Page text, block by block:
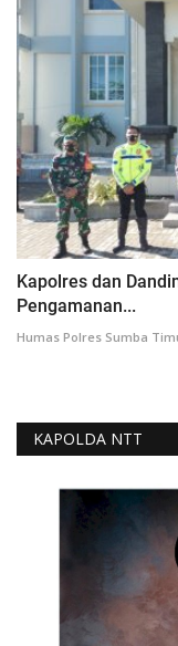
Kapolres dan
Pengamanan...
Humas Polres Sumba
KAPOLDA NTT